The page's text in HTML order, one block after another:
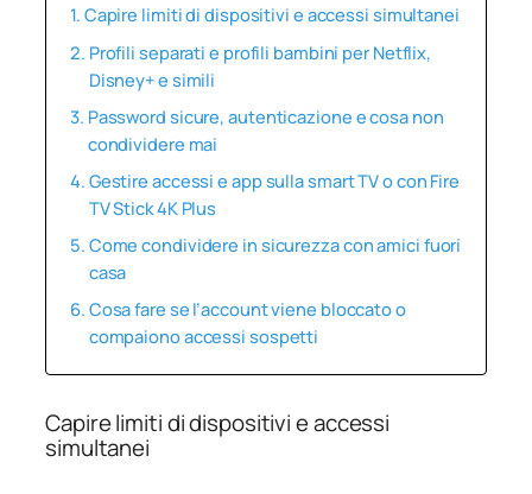
Capire limiti di dispositivi e accessi simultanei
Profili separati e profili bambini per Netflix,
Disney+ e simili
Password sicure, autenticazione e cosa non
condividere mai
Gestire accessi e app sulla smart TV o con Fire
TV Stick 4K Plus
Come condividere in sicurezza con amici fuori
casa
Cosa fare se l’account viene bloccato o
compaiono accessi sospetti
Capire limiti di dispositivi e accessi
simultanei